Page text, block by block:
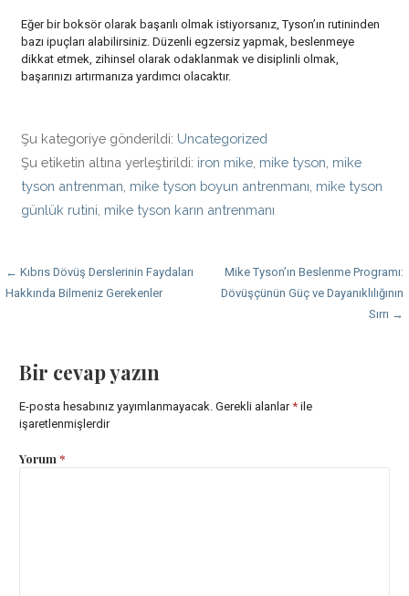
Eğer bir boksör olarak başarılı olmak istiyorsanız, Tyson’ın rutininden
bazı ipuçları alabilirsiniz. Düzenli egzersiz yapmak, beslenmeye
dikkat etmek, zihinsel olarak odaklanmak ve disiplinli olmak,
başarınızı artırmanıza yardımcı olacaktır.
Şu kategoriye gönderildi: Uncategorized
Şu etiketin altına yerleştirildi: iron mike mike tyson mike
tyson antrenman mike tyson boyun antrenmanı mike tyson
günlük rutini mike tyson karın antrenmanı
Yazı
← Kıbrıs Dövüş Derslerinin Faydaları
Hakkında Bilmeniz Gerekenler
Mike Tyson’ın Beslenme Programı:
Dövüşçünün Güç ve Dayanıklılığının
Sırrı →
Bir cevap yazın
E-posta hesabınız yayımlanmayacak. Gerekli alanlar*ile
işaretlenmişlerdir
Yorum *